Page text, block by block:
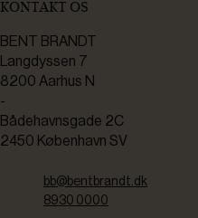
KONTAKT OS
BENT BRANDT
Langdyssen 7
8200 Aarhus N
-
Bådehavnsgade 2C
2450 København SV
bb@bentbrandt.dk
8930 0000